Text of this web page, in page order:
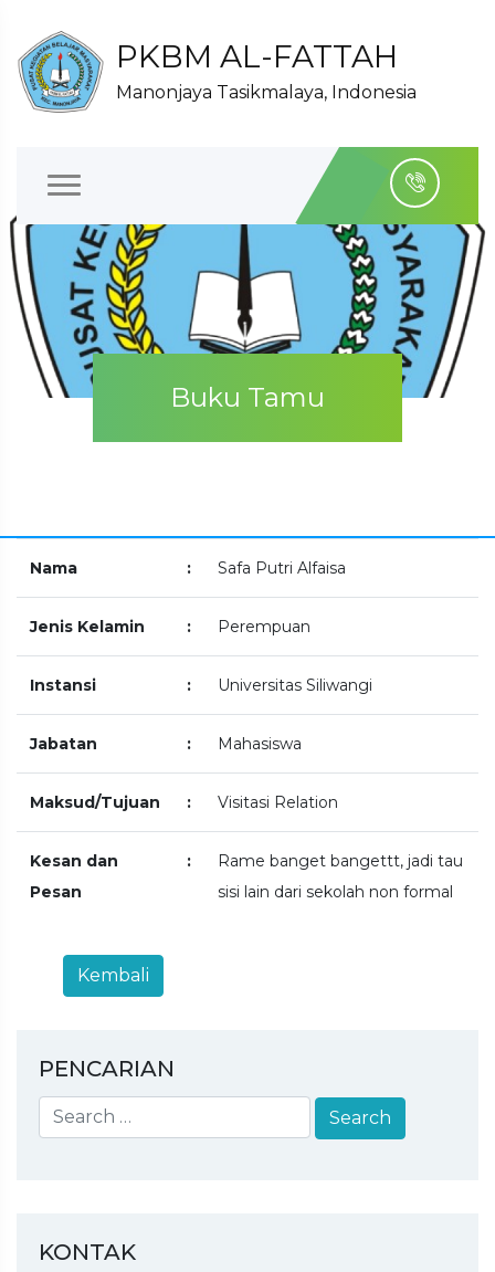
PKBM AL-FATTAH
Manonjaya Tasikmalaya, Indonesia
Buku Tamu
Nama : Safa Putri Alfaisa
Jenis Kelamin : Perempuan
Instansi : Universitas Siliwangi
Jabatan : Mahasiswa
Maksud/Tujuan : Visitasi Relation
Kesan dan
Pesan
:
Rame banget bangettt, jadi tau
sisi lain dari sekolah non formal
PENCARIAN
KONTAK